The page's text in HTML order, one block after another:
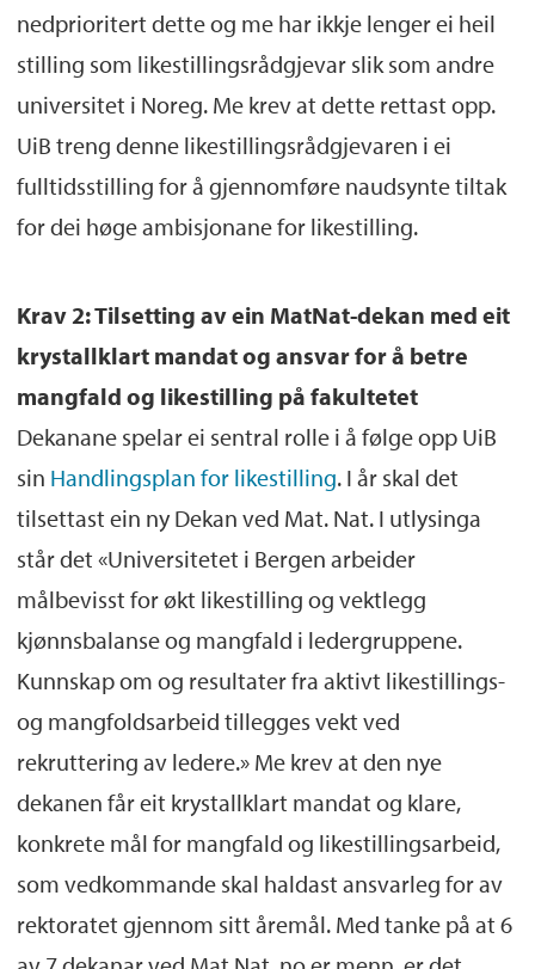
nedprioritert dette og me har ikkje lenger ei heil
stilling som likestillingsrådgjevar slik som andre
universitet i Noreg. Me krev at dette rettast opp.
UiB treng denne likestillingsrådgjevaren i ei
fulltidsstilling for å gjennomføre naudsynte tiltak
for dei høge ambisjonane for likestilling.
Krav 2: Tilsetting av ein MatNat-dekan med eit
krystallklart mandat og ansvar for å betre
mangfald og likestilling på fakultetet
Dekanane spelar ei sentral rolle i å følge opp UiB
sin Handlingsplan for likestilling. I år skal det
tilsettast ein ny Dekan ved Mat. Nat. I utlysinga
står det «Universitetet i Bergen arbeider
målbevisst for økt likestilling og vektlegg
kjønnsbalanse og mangfald i ledergruppene.
Kunnskap om og resultater fra aktivt likestillings-
og mangfoldsarbeid tillegges vekt ved
rekruttering av ledere.» Me krev at den nye
dekanen får eit krystallklart mandat og klare,
konkrete mål for mangfald og likestillingsarbeid,
som vedkommande skal haldast ansvarleg for av
rektoratet gjennom sitt åremål. Med tanke på at 6